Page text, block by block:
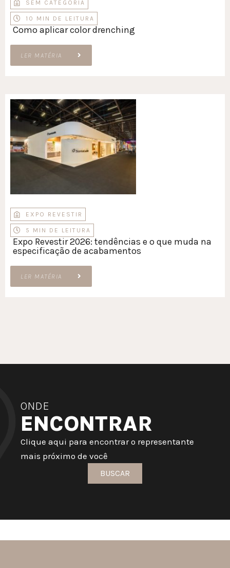
SEM CATEGORIA
10 MIN DE LEITURA
Como aplicar color drenching
LER MATÉRIA
EXPO REVESTIR
5 MIN DE LEITURA
Expo Revestir 2026: tendências e o que muda na
especificação de acabamentos
LER MATÉRIA
ONDE
ENCONTRAR
Clique aqui para encontrar o representante
mais próximo de você
BUSCAR